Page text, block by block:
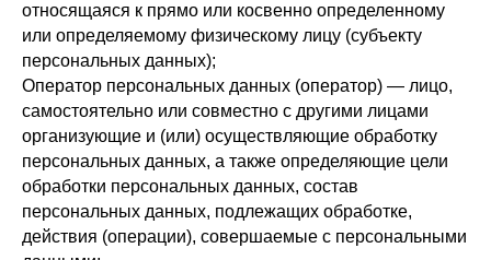
относящаяся к прямо или косвенно определенному
или определяемому физическому лицу (субъекту
персональных данных);
Оператор персональных данных (оператор) — лицо,
самостоятельно или совместно с другими лицами
организующие и (или) осуществляющие обработку
персональных данных, а также определяющие цели
обработки персональных данных, состав
персональных данных, подлежащих обработке,
действия (операции), совершаемые с персональными